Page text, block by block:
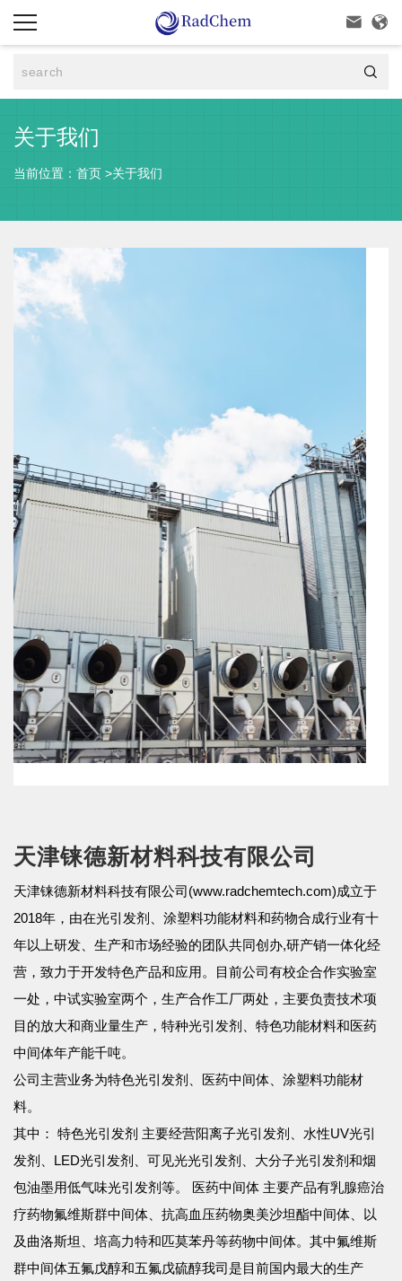
 

关于我们
当前位置： 首页 >关于我们
天津铼德新材料科技有限公司
天津铼德新材料科技有限公司(www.radchemtech.com)成立于
2018年，由在光引发剂、涂塑料功能材料和药物合成行业有十
年以上研发、生产和市场经验的团队共同创办,研产销一体化经
营，致力于开发特色产品和应用。目前公司有校企合作实验室
一处，中试实验室两个，生产合作工厂两处，主要负责技术项
目的放大和商业量生产，特种光引发剂、特色功能材料和医药
中间体年产能千吨。
公司主营业务为特色光引发剂、医药中间体、涂塑料功能材
料。
其中： 特色光引发剂 主要经营阳离子光引发剂、水性UV光引
发剂、LED光引发剂、可见光光引发剂、大分子光引发剂和烟
包油墨用低气味光引发剂等。 医药中间体 主要产品有乳腺癌治
疗药物氟维斯群中间体、抗高血压药物奥美沙坦酯中间体、以
及曲洛斯坦、培高力特和匹莫苯丹等药物中间体。其中氟维斯
群中间体五氟戊醇和五氟戊硫醇我司是目前国内最大的生产